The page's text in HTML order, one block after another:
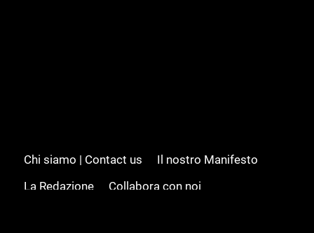
Chi siamo | Contact us
Il nostro Manifesto
La Redazione
Collabora con noi